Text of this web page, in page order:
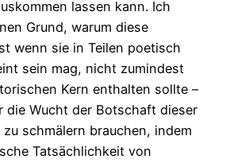
lassen kann. Ich
Grund, warum diese
wenn sie in Teilen poetisch
sein mag, nicht zumindest
Kern enthalten sollte –
die Wucht der Botschaft dieser
schmälern brauchen, indem
Tatsächlichkeit von